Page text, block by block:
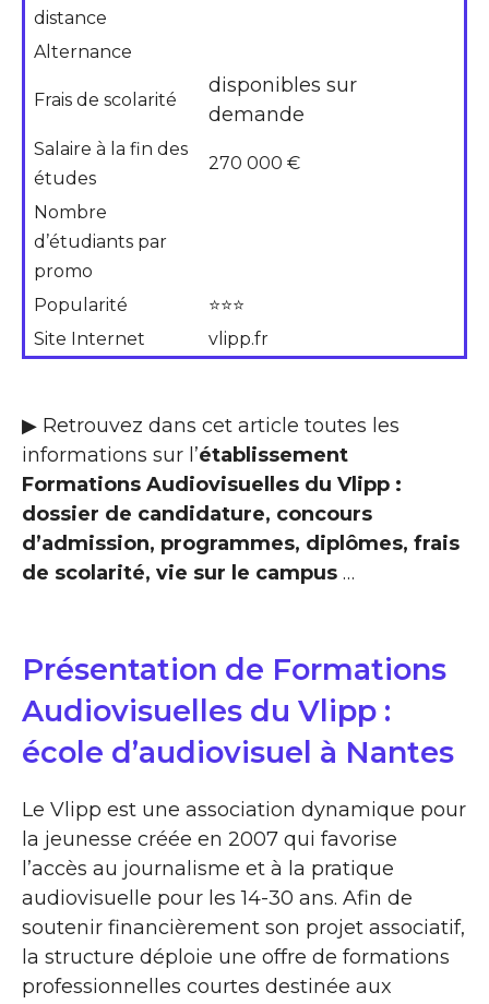
distance
Alternance
Frais de scolarité
disponibles sur
demande
Salaire à la fin des
études
270 000 €
Nombre
d’étudiants par
promo
Popularité
⭐⭐⭐
Site Internet
vlipp.fr
▶ Retrouvez dans cet article toutes les
informations sur l’établissement
Formations Audiovisuelles du Vlipp :
dossier de candidature, concours
d’admission, programmes, diplômes, frais
de scolarité, vie sur le campus …
Présentation de Formations
Audiovisuelles du Vlipp :
école d’audiovisuel à Nantes
Le Vlipp est une association dynamique pour
la jeunesse créée en 2007 qui favorise
l’accès au journalisme et à la pratique
audiovisuelle pour les 14-30 ans. Afin de
soutenir financièrement son projet associatif,
la structure déploie une offre de formations
professionnelles courtes destinée aux